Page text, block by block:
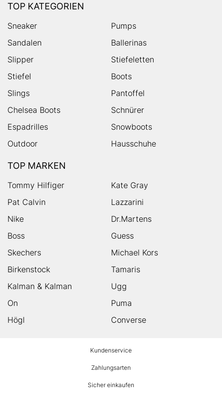
TOP KATEGORIEN
Sneaker
Pumps
Sandalen
Ballerinas
Slipper
Stiefeletten
Stiefel
Boots
Slings
Pantoffel
Chelsea Boots
Schnürer
Espadrilles
Snowboots
Outdoor
Hausschuhe
TOP MARKEN
Tommy Hilfiger
Kate Gray
Pat Calvin
Lazzarini
Nike
Dr.Martens
Boss
Guess
Skechers
Michael Kors
Birkenstock
Tamaris
Kalman & Kalman
Ugg
On
Puma
Högl
Converse
Kundenservice
Zahlungsarten
Sicher einkaufen